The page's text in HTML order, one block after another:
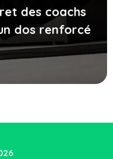
des coachs
dos renforcé